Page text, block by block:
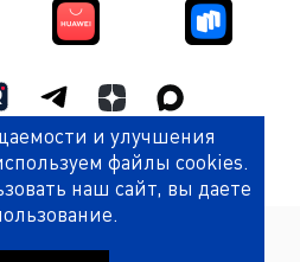
библиотеки
и улучшения
файлы cookies.
наш сайт, вы даете